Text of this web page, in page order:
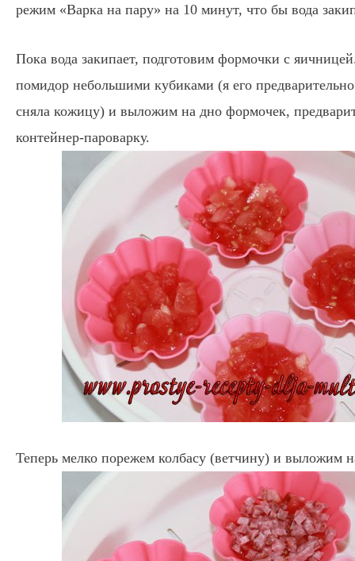
режим «Варка на пару» на 10 минут, что бы вода
Пока вода закипает, подготовим формочки с
помидор небольшими кубиками (я его
сняла кожицу) и выложим на дно формочек,
контейнер-пароварку.
Теперь мелко порежем колбасу (ветчину) и выложим